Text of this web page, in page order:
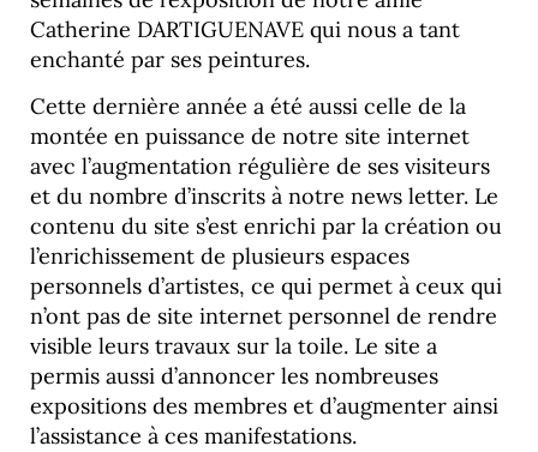
Catherine DARTIGUENAVE qui nous a tant
enchanté par ses peintures.
Cette dernière année a été aussi celle de la
montée en puissance de notre site internet
avec l’augmentation régulière de ses visiteurs
et du nombre d’inscrits à notre news letter. Le
contenu du site s’est enrichi par la création ou
l’enrichissement de plusieurs espaces
personnels d’artistes, ce qui permet à ceux qui
n’ont pas de site internet personnel de rendre
visible leurs travaux sur la toile. Le site a
permis aussi d’annoncer les nombreuses
expositions des membres et d’augmenter ainsi
l’assistance à ces manifestations.